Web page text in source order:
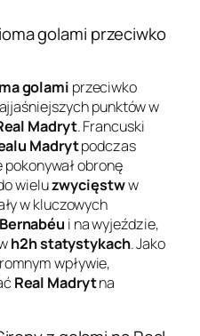
golami przeciwko
golami przeciwko
punktów w
Madryt. Francuski
Madrytpodczas
obronę
wieluzwycięstww
w kluczowych
i na wyjeździe,
h2h statystykach. Jako
wpływie,
Real Madrytna